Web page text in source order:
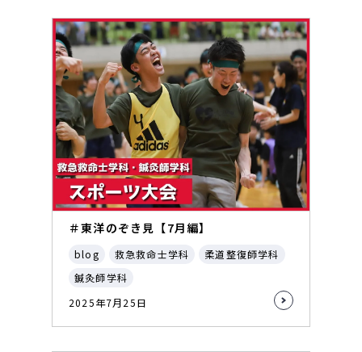
＃東洋のぞき見【7月編】
blog 救急救命士学科
柔道整復師学科
鍼灸師学科
2025年7月25日